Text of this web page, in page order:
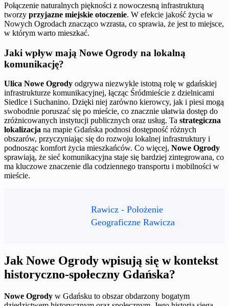
Połączenie naturalnych piękności z nowoczesną infrastrukturą
tworzy przyjazne miejskie otoczenie. W efekcie jakość życia w
Nowych Ogrodach znacząco wzrasta, co sprawia, że jest to miejsce,
w którym warto mieszkać.
Jaki wpływ mają Nowe Ogrody na lokalną
komunikację?
Ulica Nowe Ogrody odgrywa niezwykle istotną rolę w gdańskiej
infrastrukturze komunikacyjnej, łącząc Śródmieście z dzielnicami
Siedlce i Suchanino. Dzięki niej zarówno kierowcy, jak i piesi mogą
swobodnie poruszać się po mieście, co znacznie ułatwia dostęp do
zróżnicowanych instytucji publicznych oraz usług. Ta strategiczna
lokalizacja na mapie Gdańska podnosi dostępność różnych
obszarów, przyczyniając się do rozwoju lokalnej infrastruktury i
podnosząc komfort życia mieszkańców. Co więcej, Nowe Ogrody
sprawiają, że sieć komunikacyjna staje się bardziej zintegrowana, co
ma kluczowe znaczenie dla codziennego transportu i mobilności w
mieście.
Rawicz - Położenie
Geograficzne Rawicza
Jak Nowe Ogrody wpisują się w kontekst
historyczno-społeczny Gdańska?
Nowe Ogrody w Gdańsku to obszar obdarzony bogatym